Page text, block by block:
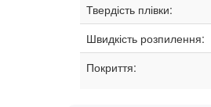
Твердість плівки:
Швидкість розпилення:
Покриття: